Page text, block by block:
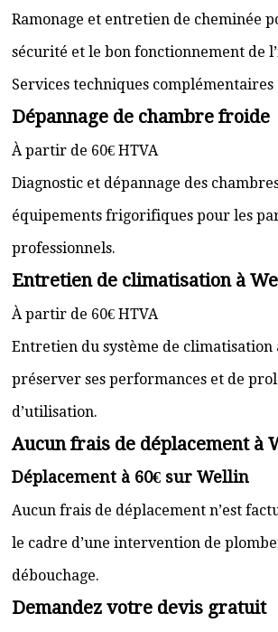
Ramonage et entretien de cheminée
sécurité et le bon fonctionnement de
Services techniques complémentaires
Dépannage de chambre froide
À partir de 60€ HTVA
Diagnostic et dépannage des
équipements frigorifiques pour les
professionnels.
Entretien de climatisation à
À partir de 60€ HTVA
Entretien du système de climatisation
préserver ses performances et de
d’utilisation.
Aucun frais de déplacement à
Déplacement à 60€ sur Wellin
Aucun frais de déplacement n’est
le cadre d’une intervention de
débouchage.
Demandez votre devis gratuit